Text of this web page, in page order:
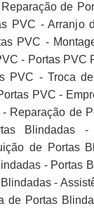
de
PVC - Arranjo
PVC -
- Portas PVC
PVC - Troca
PVC -
Reparação de
Blindadas
de Portas
- Portas
-
de Portas